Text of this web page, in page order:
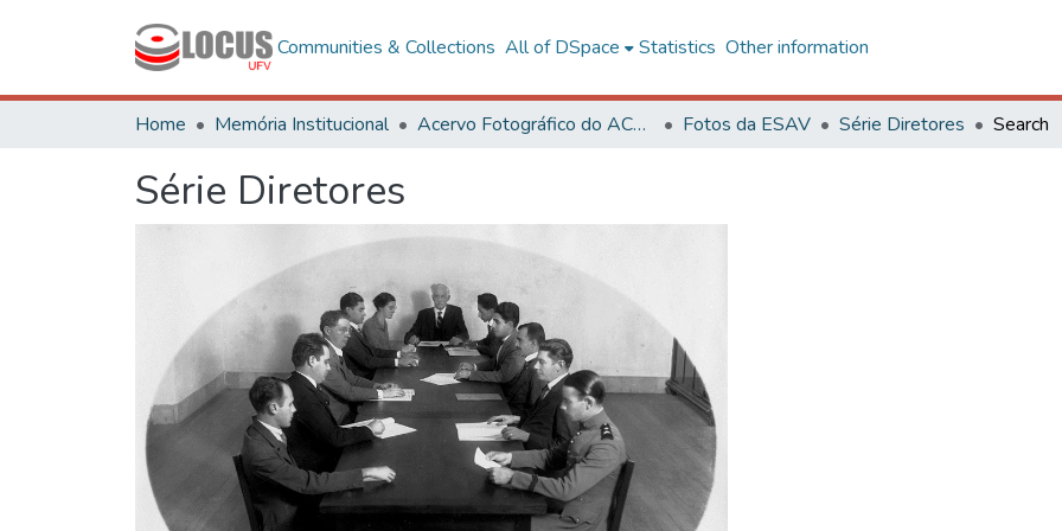
Communities & Collections All of DSpace Statistics Other information
Home Memória Institucional Acervo Fotográfico do ACH-UFV Fotos da ESAV Série Diretores Search
Série Diretores